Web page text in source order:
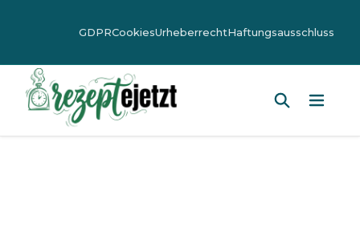
GDPRCookiesUrheberrechtHaftungsausschluss